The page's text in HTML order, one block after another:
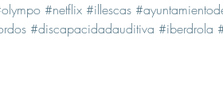
#netflix #illescas
#discapacidadauditiva #iberdrola